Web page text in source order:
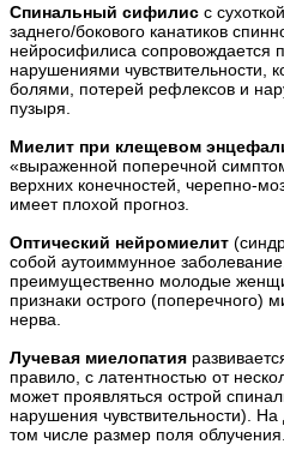
Спинальный сифилис с
заднего/бокового канатиков
нейросифилиса сопровождается
нарушениями
болями, потерей рефлексов и
пузыря.
Миелит при клещевом
«выраженной поперечной
верхних конечностей, черепно-
имеет плохой прогноз.
Оптический нейромиелит
собой аутоиммунное
преимущественно молодые
признаки острого (поперечного)
нерва.
Лучевая миелопатия
правило, с латентностью от
может проявляться острой
нарушения чувствительности).
том числе размер поля облучения.